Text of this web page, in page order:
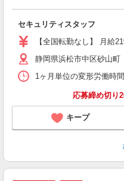
セキュリティスタッフ
【全国転勤なし】 月給
静岡県浜松市中区砂山町
1ヶ月単位の変形労働時
応募締め切り
キープ